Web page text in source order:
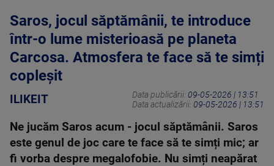
Saros, jocul săptămânii, te introduce
într-o lume misterioasă pe planeta
Carcosa. Atmosfera te face să te simți
copleșit
ILIKEIT Data publicării: 09-05-2026 | 13:51
Data actualizării: 09-05-2026 | 13:51
Ne jucăm Saros acum - jocul săptămânii. Saros
este genul de joc care te face să te simți mic; ar
fi vorba despre megalofobie. Nu simți neapărat